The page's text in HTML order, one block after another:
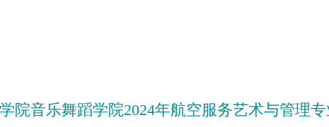
院音乐舞蹈学院2024年航空服务艺术与管理